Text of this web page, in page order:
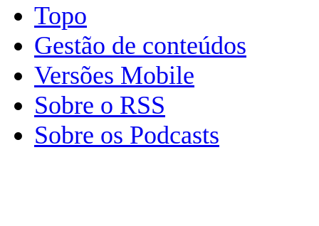
Topo
Gestão de conteúdos
Versões Mobile
Sobre o RSS
Sobre os Podcasts